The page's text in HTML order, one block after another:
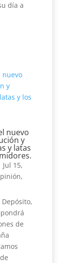
día a
nuevo
y
y latas
Jul 15,
,
de